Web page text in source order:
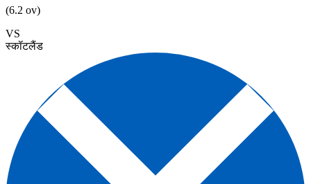
(6.2 ov)
VS
स्कॉटलैंड